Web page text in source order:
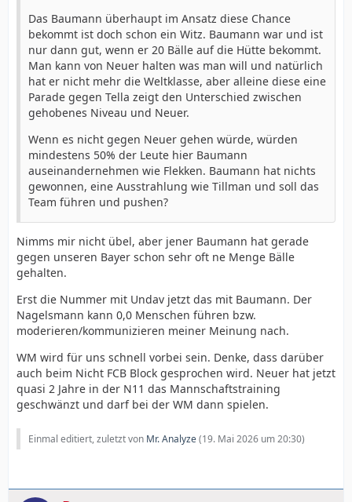
Das Baumann überhaupt im Ansatz diese Chance
bekommt ist doch schon ein Witz. Baumann war und ist
nur dann gut, wenn er 20 Bälle auf die Hütte bekommt.
Man kann von Neuer halten was man will und natürlich
hat er nicht mehr die Weltklasse, aber alleine diese eine
Parade gegen Tella zeigt den Unterschied zwischen
gehobenes Niveau und Neuer.
Wenn es nicht gegen Neuer gehen würde, würden
mindestens 50% der Leute hier Baumann
auseinandernehmen wie Flekken. Baumann hat nichts
gewonnen, eine Ausstrahlung wie Tillman und soll das
Team führen und pushen?
Nimms mir nicht übel, aber jener Baumann hat gerade
gegen unseren Bayer schon sehr oft ne Menge Bälle
gehalten.
Erst die Nummer mit Undav jetzt das mit Baumann. Der
Nagelsmann kann 0,0 Menschen führen bzw.
moderieren/kommunizieren meiner Meinung nach.
WM wird für uns schnell vorbei sein. Denke, dass darüber
auch beim Nicht FCB Block gesprochen wird. Neuer hat jetzt
quasi 2 Jahre in der N11 das Mannschaftstraining
geschwänzt und darf bei der WM dann spielen.
Einmal editiert, zuletzt von Mr. Analyze(19. Mai 2026 um 20:30)